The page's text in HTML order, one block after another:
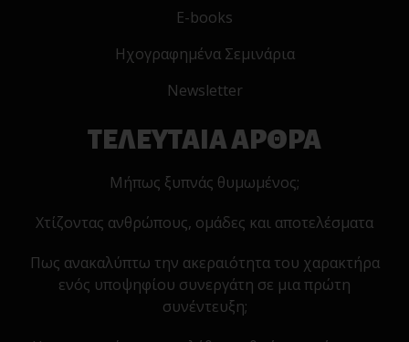
E-books
Ηχογραφημένα Σεμινάρια
Newsletter
ΤΕΛΕΥΤΑΙΑ ΑΡΘΡΑ
Μήπως ξυπνάς θυμωμένος;
Χτίζοντας ανθρώπους, ομάδες και αποτελέσματα
Πως ανακαλύπτω την ακεραιότητα του χαρακτήρα
ενός υποψηφίου συνεργάτη σε μια πρώτη
συνέντευξη;